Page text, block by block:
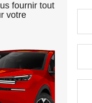
fournir tout
votre